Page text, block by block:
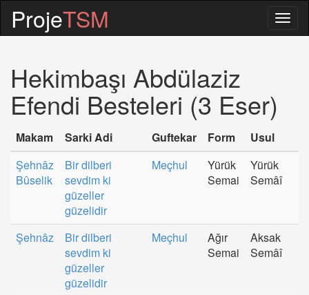
ProjeTSM
Hekimbaşı Abdülaziz
Efendi Besteleri (3 Eser)
Makam Sarki Adi Guftekar Form
Usul
Şehnâz
Bûselik
Bir dilberi
sevdim ki
güzeller
güzelidir
Meçhul
Yürük
Semai
Yürük
Semâî
Şehnâz
Bir dilberi
sevdim ki
güzeller
güzelidir
Meçhul
Ağır
Semai
Aksak
Semâî